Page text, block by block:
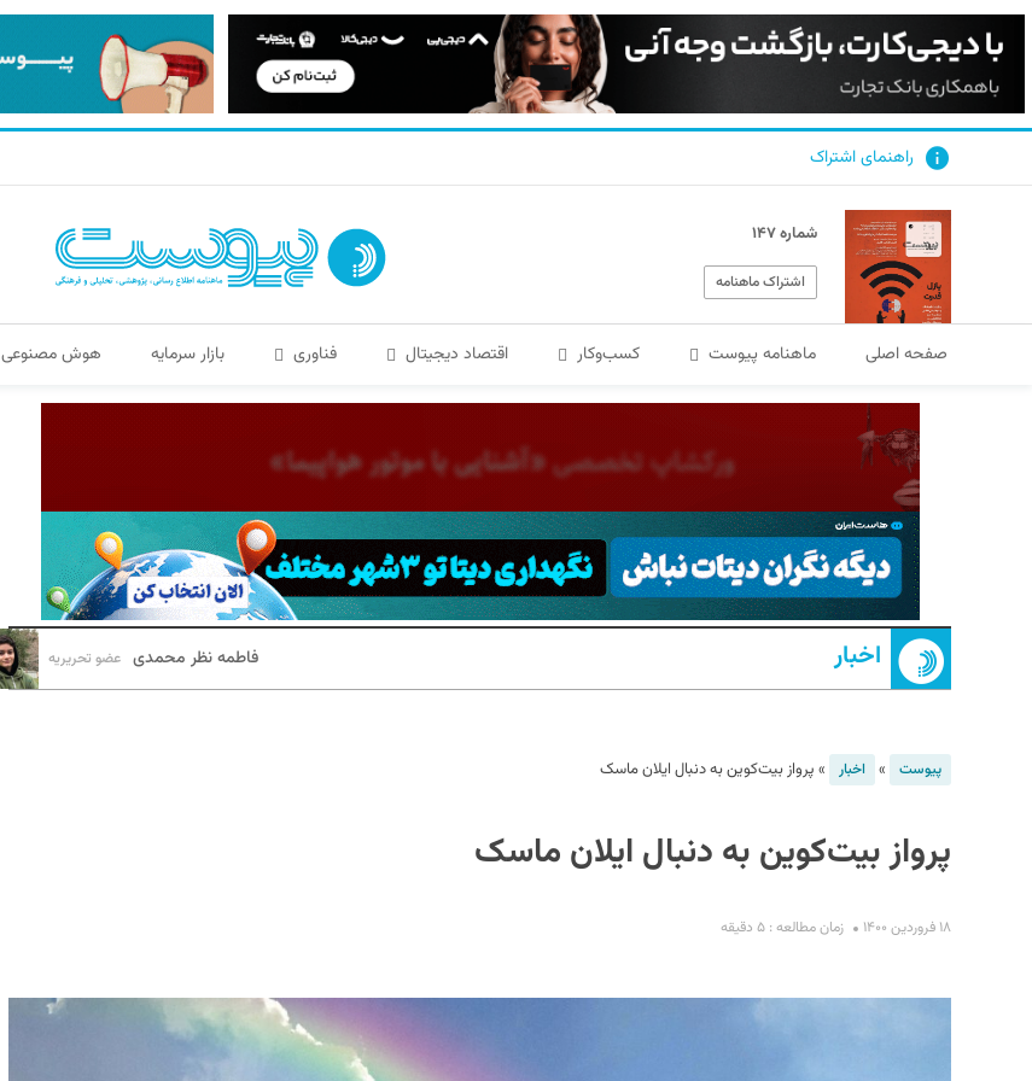
راهنمای اشتراک
شماره ۱۴۷
اشتراک ماهنامه
صفحه اصلی ماهنامه پیوست کسب‌و‌کار اقتصاد دیجیتال فناوری بازار سرمایه هوش مصنوعی
اخبار فاطمه نظر محمدی عضو تحریریه
پیوست » اخبار » پرواز بیت‌کوین به دنبال ایلان ماسک
پرواز بیت‌کوین به دنبال ایلان ماسک
۱۸ فروردین ۱۴۰۰ زمان مطالعه : ۵ دقیقه